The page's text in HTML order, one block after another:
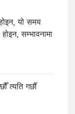
यो समय
सम्भावनामा
त्यति गर्छौँ